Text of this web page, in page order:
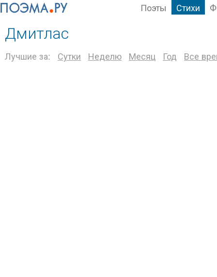
Поэты Стихи
Дмитлас
Лучшие за: Сутки Неделю Месяц Год Все